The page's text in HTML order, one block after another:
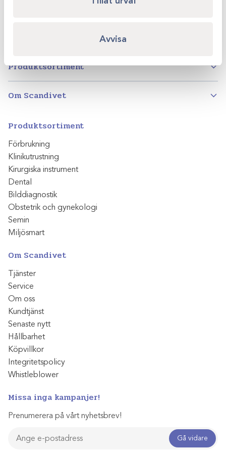
Avvisa
LinkedIn
Produktsortiment
Om Scandivet
Produktsortiment
Förbrukning
Klinikutrustning
Kirurgiska instrument
Dental
Bilddiagnostik
Obstetrik och gynekologi
Semin
Miljösmart
Om Scandivet
Tjänster
Service
Om oss
Kundtjänst
Senaste nytt
Hållbarhet
Köpvillkor
Integritetspolicy
Whistleblower
Missa inga kampanjer!
Prenumerera på vårt nyhetsbrev!
Gå vidare